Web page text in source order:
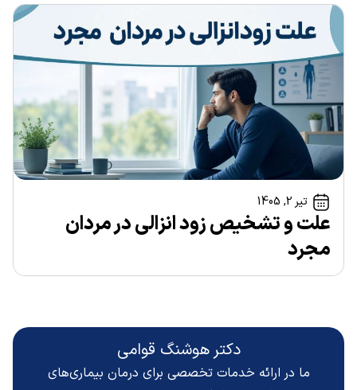
تیر 2, 1405
علت و تشخیص زود انزالی در مردان
مجرد
دکتر هوشنگ قوامی
ما در ارائه خدمات تخصصی برای درمان بیماری‌های